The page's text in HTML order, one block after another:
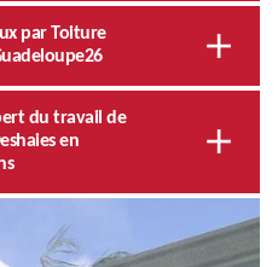
par Toiture
du travail de
en